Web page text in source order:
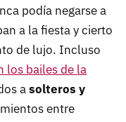
podía negarse a
a la fiesta y cierto
de lujo. Incluso
los bailes de la
asolteros y
entre